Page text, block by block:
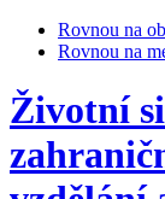
Rovnou na
Rovnou na
Životní